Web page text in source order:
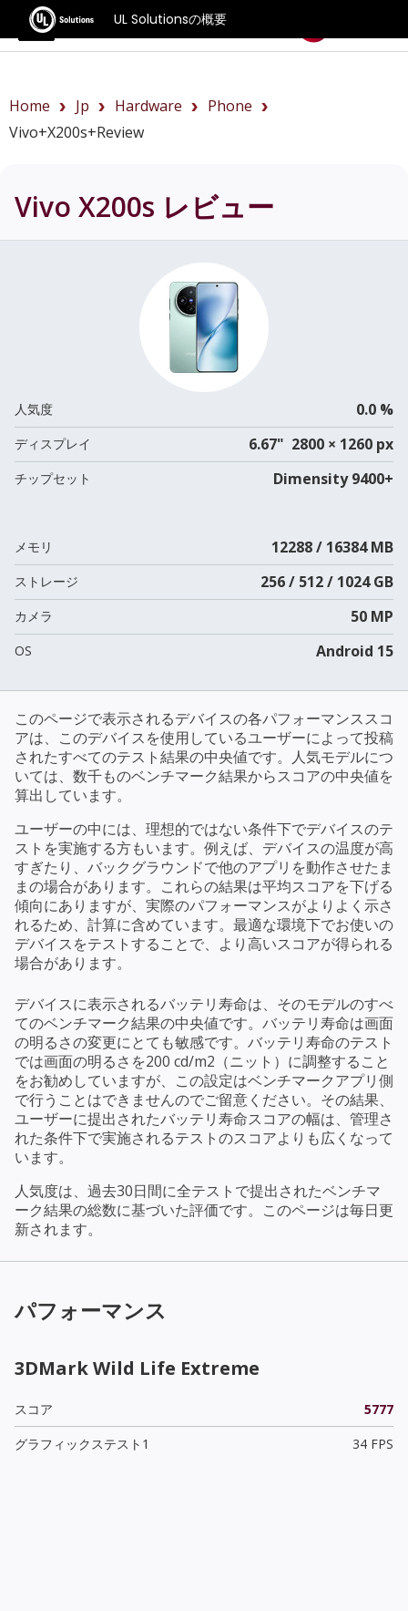
UL Solutionsの概要
ベンチマーク
Home Jp Hardware
Phone
Vivo+X200s+review
Vivo X200s レビュー
人気度 0.0 %
ディスプレイ 6.67" 2800 × 1260 px
チップセット Dimensity 9400+
メモリ 12288 / 16384 MB
ストレージ 256 / 512 / 1024 GB
カメラ 50 MP
OS Android 15
このページで表示されるデバイスの各パフォーマンススコ
アは、このデバイスを使用しているユーザーによって投稿
されたすべてのテスト結果の中央値です。人気モデルにつ
いては、数千ものベンチマーク結果からスコアの中央値を
算出しています。
ユーザーの中には、理想的ではない条件下でデバイスのテ
ストを実施する方もいます。例えば、デバイスの温度が高
すぎたり、バックグラウンドで他のアプリを動作させたま
まの場合があります。これらの結果は平均スコアを下げる
傾向にありますが、実際のパフォーマンスがよりよく示さ
れるため、計算に含めています。最適な環境下でお使いの
デバイスをテストすることで、より高いスコアが得られる
場合があります。
デバイスに表示されるバッテリ寿命は、そのモデルのすべ
てのベンチマーク結果の中央値です。バッテリ寿命は画面
の明るさの変更にとても敏感です。バッテリ寿命のテスト
では画面の明るさを200 cd/m2（ニット）に調整すること
をお勧めしていますが、この設定はベンチマークアプリ側
で行うことはできませんのでご留意ください。その結果、
ユーザーに提出されたバッテリ寿命スコアの幅は、管理さ
れた条件下で実施されるテストのスコアよりも広くなって
います。
人気度は、過去30日間に全テストで提出されたベンチマ
ーク結果の総数に基づいた評価です。このページは毎日更
新されます。
パフォーマンス
3DMark Wild Life Extreme
スコア
5777
グラフィックステスト1
34 FPS